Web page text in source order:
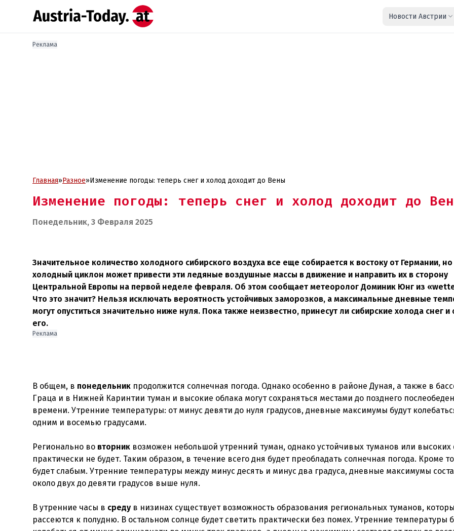
Новости Австрии
Реклама
Главная»Разное»Изменение погоды: теперь снег и холод доходит до Вены
Изменение погоды: теперь снег и холод доходит до
Понедельник, 3 Февраля 2025
Значительное количество холодного сибирского воздуха все еще собирается к востоку от Германии, но
холодный циклон может привести эти ледяные воздушные массы в движение и направить их в сторону
Центральной Европы на первой неделе февраля. Об этом сообщает метеоролог Доминик Юнг из
Что это значит? Нельзя исключать вероятность устойчивых заморозков, а максимальные дневные
могут опуститься значительно ниже нуля. Пока также неизвестно, принесут ли сибирские холода снег и
его.
Реклама
В общем, в понедельник продолжится солнечная погода. Однако особенно в районе Дуная, а также в
Граца и в Нижней Каринтии туман и высокие облака могут сохраняться местами до позднего
времени. Утренние температуры: от минус девяти до нуля градусов, дневные максимумы будут
одним и восемью градусами.
Регионально во вторник возможен небольшой утренний туман, однако устойчивых туманов или высоких
практически не будет. Таким образом, в течение всего дня будет преобладать солнечная погода. Кроме
будет слабым. Утренние температуры между минус десять и минус два градуса, дневные максимумы
около двух до девяти градусов выше нуля.
В утренние часы в среду в низинах существует возможность образования региональных туманов,
рассеются к полудню. В остальном солнце будет светить практически без помех. Утренние температуры